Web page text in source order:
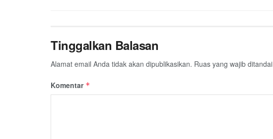
Tinggalkan Balasan
Alamat email Anda tidak akan dipublikasikan. Ruas yang wajib ditandai
Komentar *